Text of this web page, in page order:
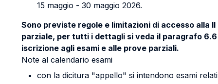
15 maggio - 30 maggio 2026.
Sono previste regole e limitazioni di accesso alla
parziale, per tutti i dettagli si veda il paragrafo
iscrizione agli esami e alle prove parziali.
Note al calendario esami
con la dicitura "appello" si intendono esami